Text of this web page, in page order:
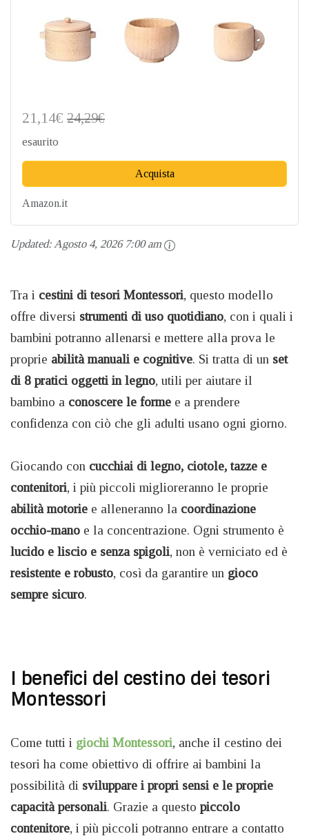
21,14€ 24,29€
esaurito
Acquista
Amazon.it
Updated:Agosto 4, 2026 7:00 am
Tra i cestini di tesori Montessori, questo modello
offre diversi strumenti di uso quotidiano, con i quali i
bambini potranno allenarsi e mettere alla prova le
proprie abilità manuali e cognitive. Si tratta di un set
di 8 pratici oggetti in legno, utili per aiutare il
bambino a conoscere le forme e a prendere
confidenza con ciò che gli adulti usano ogni giorno.
Giocando con cucchiai di legno, ciotole, tazze e
contenitori, i più piccoli miglioreranno le proprie
abilità motorie e alleneranno la coordinazione
occhio-mano e la concentrazione. Ogni strumento è
lucido e liscio e senza spigoli, non è verniciato ed è
resistente e robusto, così da garantire un gioco
sempre sicuro.
I benefici del cestino dei tesori
Montessori
Come tutti i giochi Montessori, anche il cestino dei
tesori ha come obiettivo di offrire ai bambini la
possibilità di sviluppare i propri sensi e le proprie
capacità personali. Grazie a questo piccolo
contenitore, i più piccoli potranno entrare a contatto